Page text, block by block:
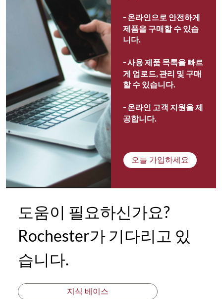
- 온라인으로 안전하게
제품을 구매할 수 있습
니다.
- 사용 제품 목록을 빠르
게 업로드, 관리 및 구매
할 수 있습니다.
- 온라인 고객 지원을 제
공합니다.
오늘 가입하세요
도움이 필요하신가요?
Rochester가 기다리고 있
습니다.
지식 베이스